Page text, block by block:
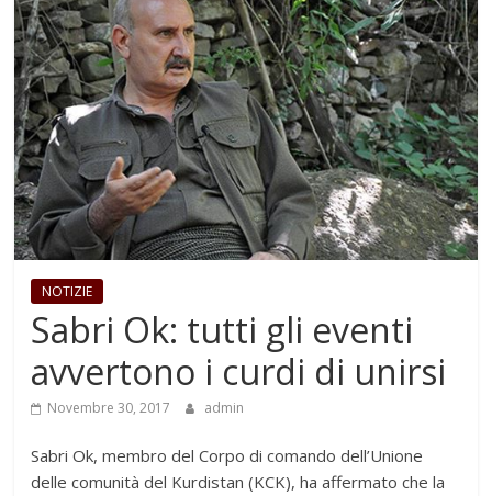
NOTIZIE
Sabri Ok: tutti gli eventi
avvertono i curdi di unirsi
Novembre 30, 2017 admin
Sabri Ok, membro del Corpo di comando dell’Unione
delle comunità del Kurdistan (KCK), ha affermato che la